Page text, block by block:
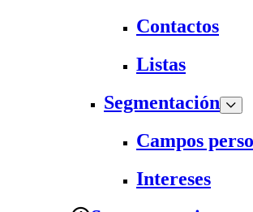
Contactos
Listas
Segmentación
Campos
Intereses